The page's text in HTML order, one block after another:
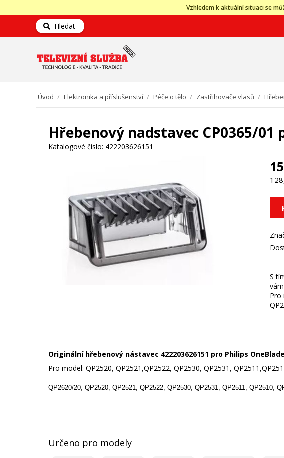
Vzhledem k aktuální situaci se
Hledat
Úvod / Elektronika a příslušenství / Péče o tělo / Zastřihovače vlasů /
Hřebenový nadstavec CP0365/
Katalogové číslo: 422203626151
S
Pro
Originální hřebenový nástavec 422203626151 pro Philips
Pro model: QP2520, QP2521,QP2522, QP2530, QP2531,
QP2620/20, QP2520, QP2521, QP2522, QP2530, QP2531, QP2511, QP2510,
Určeno pro modely